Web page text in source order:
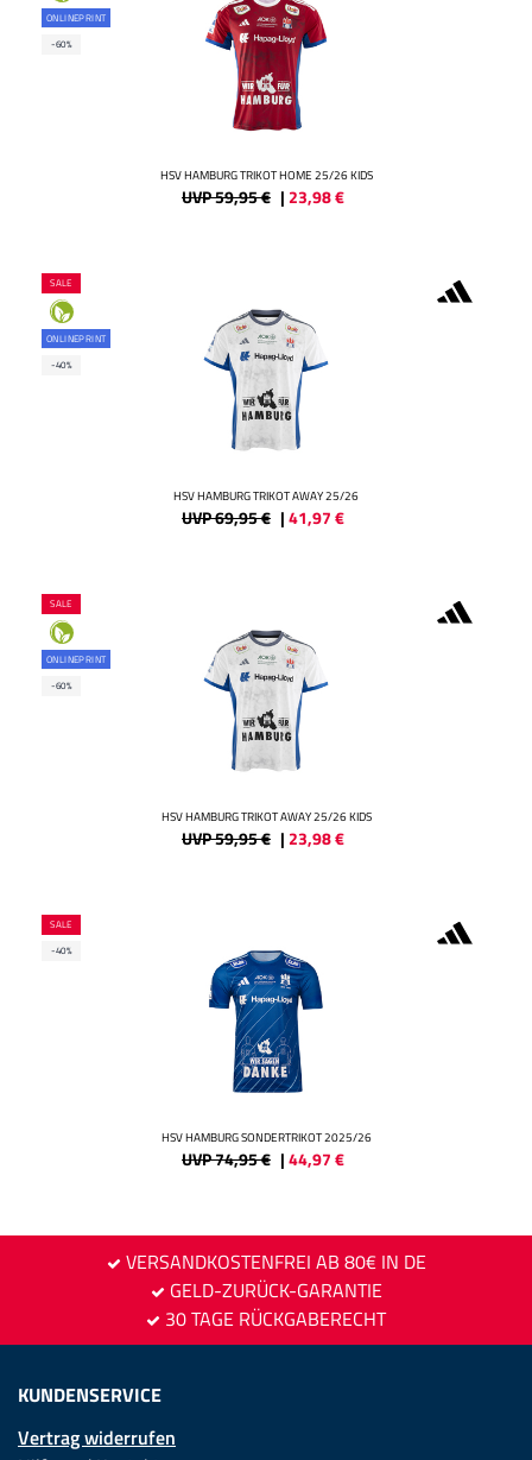
ONLINEPRINT
-60%
HSV HAMBURG TRIKOT HOME 25/26 KIDS
UVP 59,95 € |23,98€
SALE
ONLINEPRINT
-40%
HSV HAMBURG TRIKOT AWAY 25/26
UVP 69,95 € |41,97€
SALE
ONLINEPRINT
-60%
HSV HAMBURG TRIKOT AWAY 25/26 KIDS
UVP 59,95 € |23,98€
SALE
-40%
HSV HAMBURG SONDERTRIKOT 2025/26
UVP 74,95 € |44,97€
VERSANDKOSTENFREI AB 80€ IN DE
GELD-ZURÜCK-GARANTIE
30 TAGE RÜCKGABERECHT
KUNDENSERVICE
Vertrag widerrufen